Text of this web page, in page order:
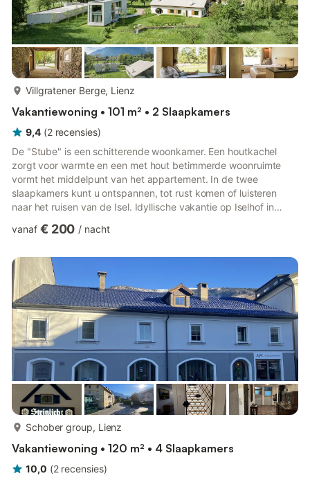
Villgratener Berge, Lienz
Vakantiewoning • 101 m² • 2 Slaapkamers
9,4 (2 recensies)
De "Stube" is een schitterende woonkamer. Een houtkachel
zorgt voor warmte en een met hout betimmerde woonruimte
vormt het middelpunt van het appartement. In de twee
slaapkamers kunt u ontspannen, tot rust komen of luisteren
naar het ruisen van de Isel. Idyllische vakantie op Iselhof in
een vers gerenoveerde "Stadl" (schuur) en de moderne Villa
cultuur en architectuur, design ontmoet oude muren en antieke
meubels. Onze gasten vinden de plek uniek en kunnen hier
bijzonder goed o...
vanaf € 200 / nacht
Schober group, Lienz
Vakantiewoning • 120 m² • 4 Slaapkamers
10,0 (2 recensies)